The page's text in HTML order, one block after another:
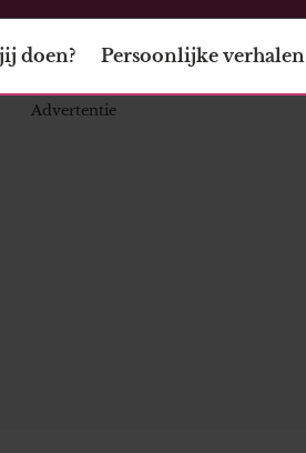
doen? Persoonlijke verhalen